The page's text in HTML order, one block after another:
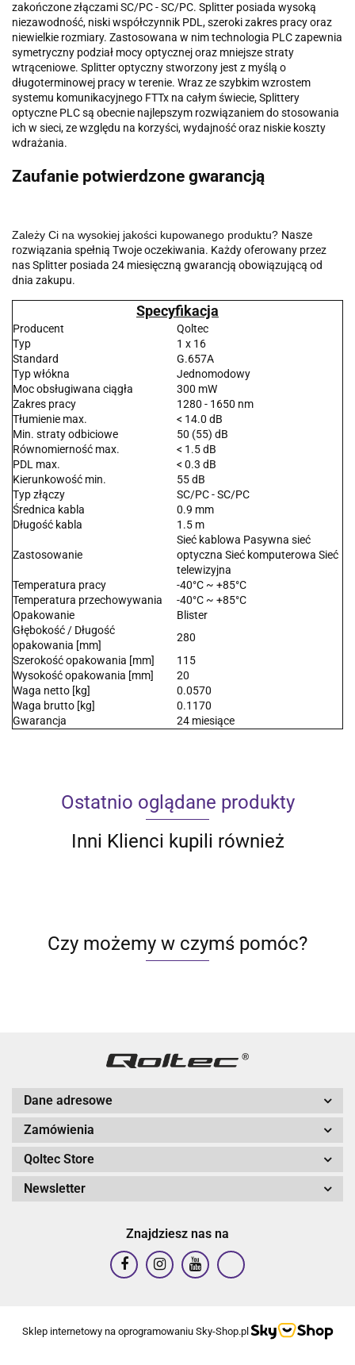
zakończone złączami SC/PC - SC/PC. Splitter posiada wysoką
niezawodność, niski współczynnik PDL, szeroki zakres pracy oraz
niewielkie rozmiary. Zastosowana w nim technologia PLC zapewnia
symetryczny podział mocy optycznej oraz mniejsze straty
wtrąceniowe. Splitter optyczny stworzony jest z myślą o
długoterminowej pracy w terenie. Wraz ze szybkim wzrostem
systemu komunikacyjnego FTTx na całym świecie, Splittery
optyczne PLC są obecnie najlepszym rozwiązaniem do stosowania
ich w sieci, ze względu na korzyści, wydajność oraz niskie koszty
wdrażania.
Zaufanie potwierdzone gwarancją
Zależy Ci na wysokiej jakości kupowanego produktu? Nasze
rozwiązania spełnią Twoje oczekiwania. Każdy oferowany przez
nas Splitter posiada 24 miesięczną gwarancją obowiązującą od
dnia zakupu.
Specyfikacja
Producent
Qoltec
Typ
1 x 16
Standard
G.657A
Typ włókna
Jednomodowy
Moc obsługiwana ciągła
300 mW
Zakres pracy
1280 - 1650 nm
Tłumienie max.
< 14.0 dB
Min. straty odbiciowe
50 (55) dB
Równomierność max.
< 1.5 dB
PDL max.
< 0.3 dB
Kierunkowość min.
55 dB
Typ złączy
SC/PC - SC/PC
Średnica kabla
0.9 mm
Długość kabla
1.5 m
Zastosowanie
Sieć kablowa Pasywna sieć
optyczna Sieć komputerowa Sieć
telewizyjna
Temperatura pracy
-40°C ~ +85°C
Temperatura przechowywania
-40°C ~ +85°C
Opakowanie
Blister
Głębokość / Długość
opakowania [mm]
280
Szerokość opakowania [mm]
115
Wysokość opakowania [mm]
20
Waga netto [kg]
0.0570
Waga brutto [kg]
0.1170
Gwarancja
24 miesiące
Ostatnio oglądane produkty
Inni Klienci kupili również
Czy możemy w czymś pomóc?
Dane adresowe
Zamówienia
Qoltec Store
Newsletter
Znajdziesz nas na
Sklep internetowy na oprogramowaniu Sky-Shop.pl